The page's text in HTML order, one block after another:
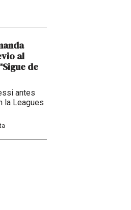
al
de
antes
la Leagues